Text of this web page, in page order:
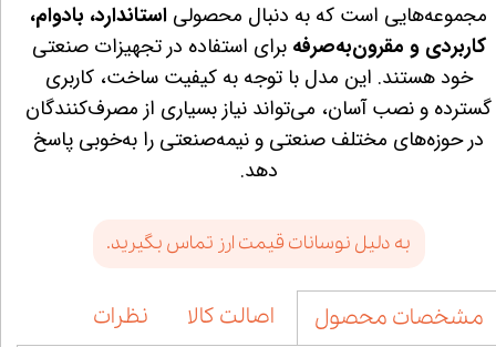
مجموعه‌هایی است که به دنبال محصولی استاندارد، بادوام،
کاربردی و مقرون‌به‌صرفه برای استفاده در تجهیزات صنعتی
خود هستند. این مدل با توجه به کیفیت ساخت، کاربری
گسترده و نصب آسان، می‌تواند نیاز بسیاری از مصرف‌کنندگان
در حوزه‌های مختلف صنعتی و نیمه‌صنعتی را به‌خوبی پاسخ
دهد.
به دلیل نوسانات قیمت ارز تماس بگیرید.
مشخصات محصول اصالت کالا نظرات